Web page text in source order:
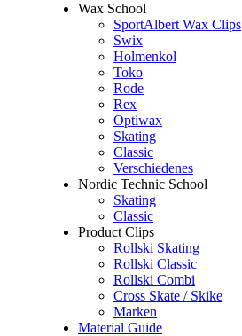
Wax School
SportAlbert Wax Clips
Swix
Holmenkol
Toko
Rode
Rex
Optiwax
Skating
Classic
Verschiedenes
Nordic Technic School
Skating
Classic
Product Clips
Rollski Skating
Rollski Classic
Rollski Combi
Cross Skate / Skike
Marken
Material Guide